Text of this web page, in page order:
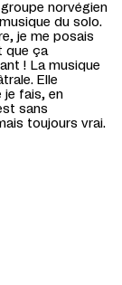
groupe norvégien
du solo.
je me posais
que ça
! La musique
Elle
je fais, en
sans
toujours vrai.